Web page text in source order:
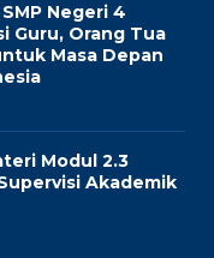
Negeri 4
Guru, Orang Tua
Masa Depan
Modul 2.3
Akademik